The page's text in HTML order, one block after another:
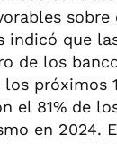
sobre
indicó que
de los
próximos
el 81% de
en 2024.